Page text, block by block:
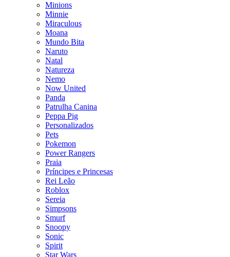
Minions
Minnie
Miraculous
Moana
Mundo Bita
Naruto
Natal
Natureza
Nemo
Now United
Panda
Patrulha Canina
Peppa Pig
Personalizados
Pets
Pokemon
Power Rangers
Praia
Príncipes e Princesas
Rei Leão
Roblox
Sereia
Simpsons
Smurf
Snoopy
Sonic
Spirit
Star Wars